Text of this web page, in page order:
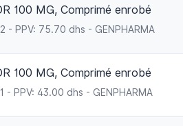
100 MG, Comprimé enrobé
- PPV: 75.70 dhs - GENPHARMA
100 MG, Comprimé enrobé
- PPV: 43.00 dhs - GENPHARMA